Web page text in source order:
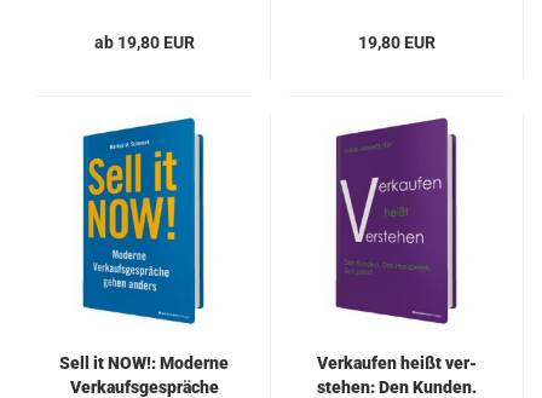
ab 19,80 EUR 19,80 EUR
Sell it NOW!: Mo­der­ne
Ver­kaufs­ge­sprä­che
Ver­kau­fen heißt ver­
ste­hen: Den Kun­den.